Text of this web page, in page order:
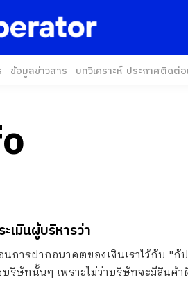
ข้อมูลข่าวสาร บทวิเคราะห์ ประกาศติดต่อ
เมินผู้บริหารว่า
การฝากอนาคตของเงินเราไว้กับ "กั
ริษัทนั้นๆ เพราะไม่ว่าบริษัทจะมีสินค้